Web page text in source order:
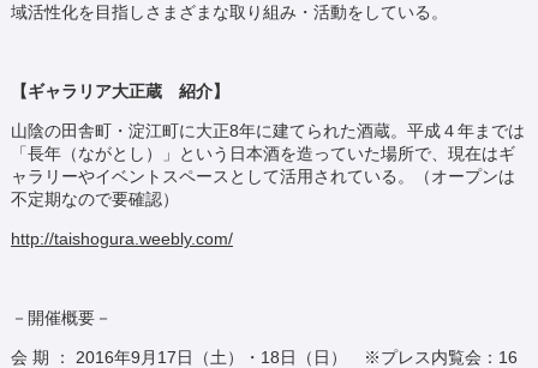
域活性化を目指しさまざまな取り組み・活動をしている。
【ギャラリア大正蔵 紹介】
山陰の田舎町・淀江町に大正8年に建てられた酒蔵。平成４年までは
「長年（ながとし）」という日本酒を造っていた場所で、現在はギ
ャラリーやイベントスペースとして活用されている。（オープンは
不定期なので要確認）
http://taishogura.weebly.com/
－開催概要－
会 期 ： 2016年9月17日（土）・18日（日） ※プレス内覧会：16